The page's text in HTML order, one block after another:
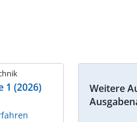
1 (2026)
Weitere